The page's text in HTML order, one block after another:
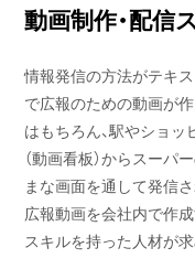
動画制作・配信
情報発信の方法がテキ
で広報のための動画が
はもちろん、駅やショ
（動画看板）からスーパ
まな画面を通して発信
広報動画を会社内で作
スキルを持った人材が